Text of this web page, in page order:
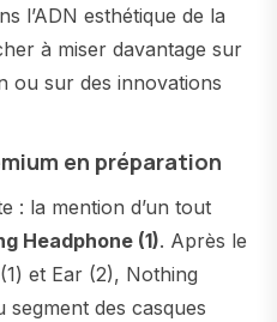
l’ADN esthétique de la
à miser davantage sur
ou sur des innovations
en préparation
: la mention d’un tout
Headphone (1). Après le
et Ear (2), Nothing
segment des casques